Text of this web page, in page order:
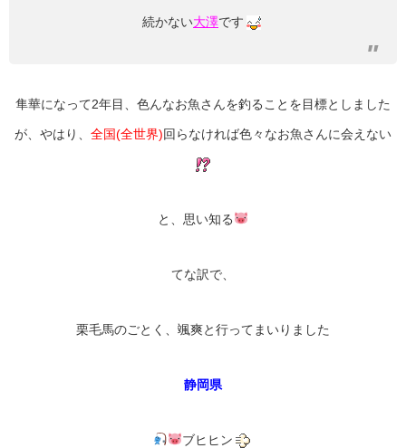
続かない大澤です
隼華になって2年目、色んなお魚さんを釣ることを目標としました
が、やはり、 全国(全世界)回らなければ色々なお魚さんに会えない
と、思い知る
てな訳で、
栗毛馬のごとく、颯爽と行ってまいりました
静岡県
ブヒヒン